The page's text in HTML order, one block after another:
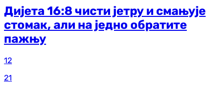
Дијета 16:8 чисти јетру и смањује
стомак, али на једно обратите
пажњу
12
21